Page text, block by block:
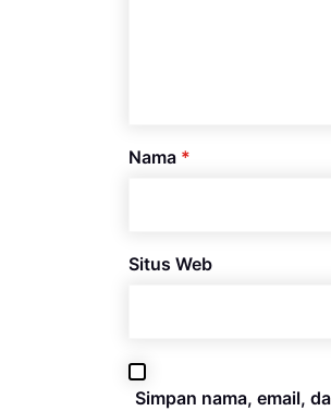
Nama *
Situs Web
Simpan nama, email,